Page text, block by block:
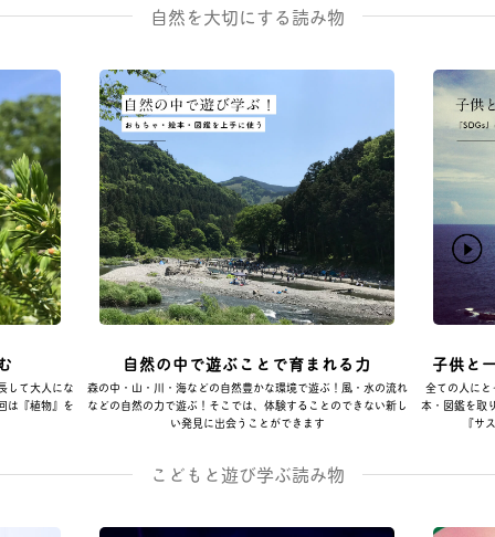
自然を大切にする読み物
して大人にな
は『植物』を
自然の中で遊ぶことで育まれる力
森の中・山・川・海などの自然豊かな環境で遊ぶ！風・水の流れ
などの自然の力で遊ぶ！そこでは、体験することのできない新し
い発見に出会うことができます
子供と
全ての人に
本・図鑑を取
『サ
こどもと遊び学ぶ読み物